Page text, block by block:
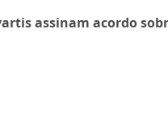
assinam acordo